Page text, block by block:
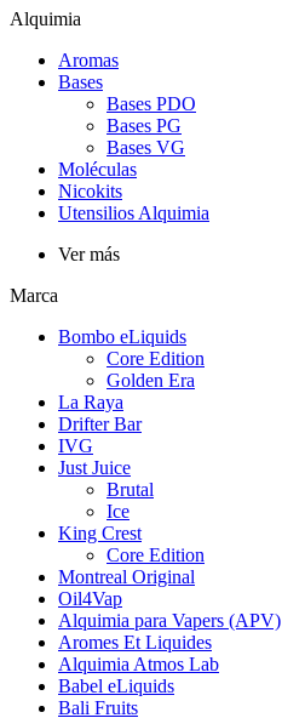
Alquimia
Aromas
Bases
Bases PDO
Bases PG
Bases VG
Moléculas
Nicokits
Utensilios Alquimia
Ver más
Marca
Bombo eLiquids
Core Edition
Golden Era
La Raya
Drifter Bar
IVG
Just Juice
Brutal
Ice
King Crest
Core Edition
Montreal Original
Oil4Vap
Alquimia para Vapers (APV)
Aromes Et Liquides
Alquimia Atmos Lab
Babel eLiquids
Bali Fruits